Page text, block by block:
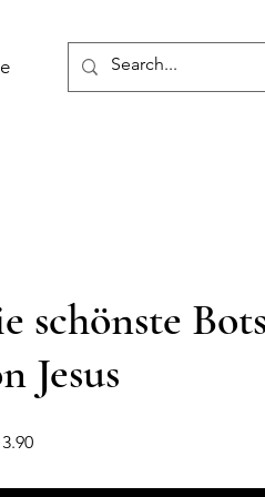
schönste
Jesus
Preis